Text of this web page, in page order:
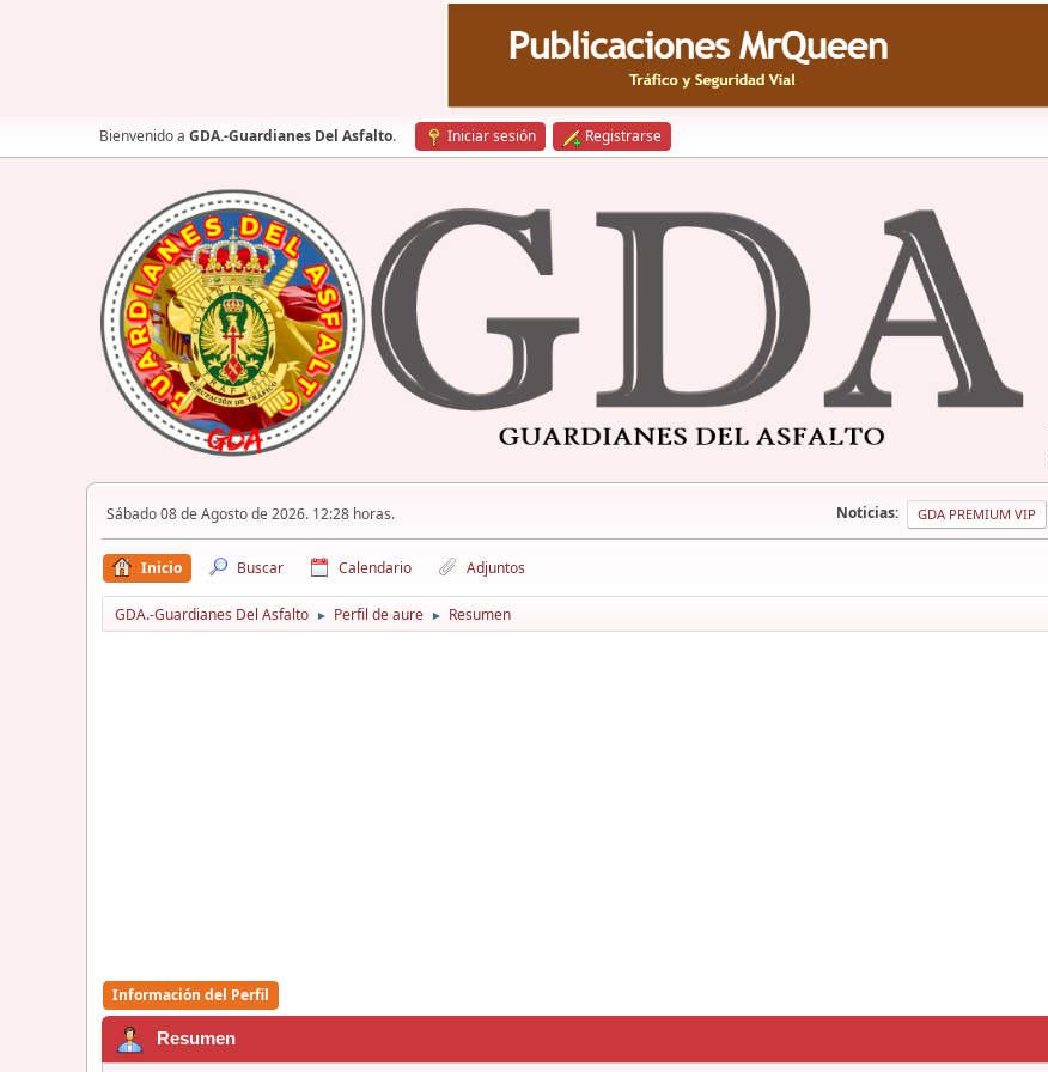
Bienvenido a GDA.-Guardianes Del Asfalto. Iniciar sesión Registrarse
Sábado 08 de Agosto de 2026. 12:28 horas. Noticias: GDA PREMIUM VIP
Inicio Buscar Calendario Adjuntos
GDA.-Guardianes Del Asfalto ► Perfil de aure ► Resumen
Información del Perfil
Resumen